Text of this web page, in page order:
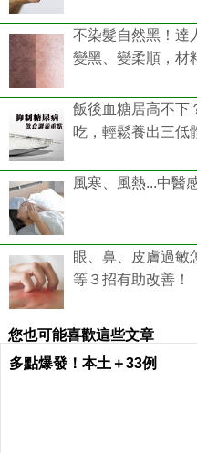
不染髮自然黑！達
變黑、變柔順，材
飯後血糖居高不下
吃，輕鬆養出三低
風寒、風熱...中醫
眼、鼻、皮膚過敏
等３招有助改善！
您也可能喜歡這些文章
多點爆發！本土＋33例